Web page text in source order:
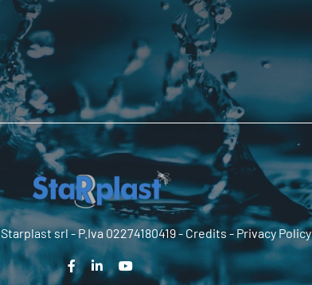
Starplast srl- P.Iva 02274180419 - Credits -Privacy Policy